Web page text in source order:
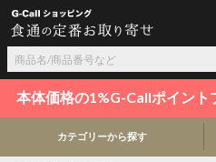
本体価格の1%G-Callポイント
カテゴリーから探す